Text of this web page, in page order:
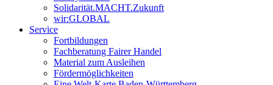
Solidarität.MACHT.Zukunft
wir:GLOBAL
Service
Fortbildungen
Fachberatung Fairer Handel
Material zum Ausleihen
Fördermöglichkeiten